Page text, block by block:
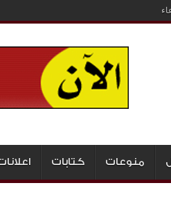
منوعات كتابات